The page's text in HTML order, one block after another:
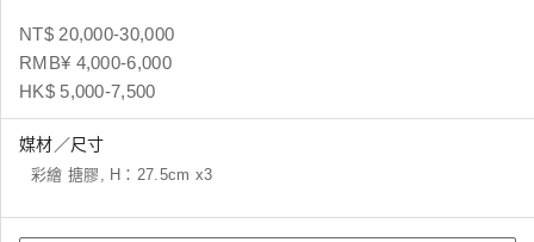
NT$ 20,000-30,000
RMB¥ 4,000-6,000
HK$ 5,000-7,500
媒材／尺寸
彩繪 搪膠, H：27.5cm x3